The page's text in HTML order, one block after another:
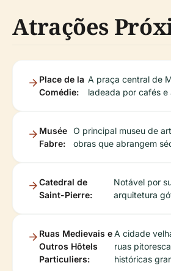
Atrações
Place de la
Comédie:
A praça central de
ladeada por cafés e
Musée
Fabre:
O principal museu de
obras que abrangem
Catedral de
Saint-Pierre:
Notável por
arquitetura
Ruas Medievais e
Outros Hôtels
Particuliers:
A cidade
ruas
históricas